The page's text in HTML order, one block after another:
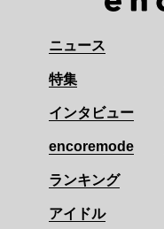
ニュース
特集
インタビュー
encoremode
ランキング
アイドル